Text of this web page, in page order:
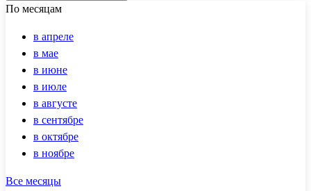
По месяцам
в апреле
в мае
в июне
в июле
в августе
в сентябре
в октябре
в ноябре
Все месяцы